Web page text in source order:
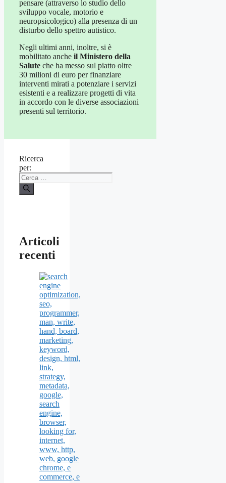
pensare (attraverso lo studio dello
sviluppo vocale, motorio e
neuropsicologico) alla presenza di un
disturbo dello spettro autistico.
Negli ultimi anni, inoltre, si è
mobilitato anche il Ministero della
Salute che ha messo sul piatto oltre
30 milioni di euro per finanziare
interventi mirati a potenziare i servizi
esistenti e a realizzare progetti di vita
in accordo con le diverse associazioni
presenti sul territorio.
Ricerca
per:
Articoli
recenti